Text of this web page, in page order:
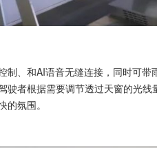
、和AI语音无缝连接，同时可带
驶者根据需要调节透过天窗的光
氛围。